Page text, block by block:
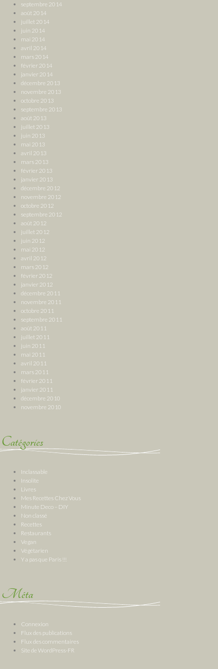
septembre 2014
août 2014
juillet 2014
juin 2014
mai 2014
avril 2014
mars 2014
février 2014
janvier 2014
décembre 2013
novembre 2013
octobre 2013
septembre 2013
août 2013
juillet 2013
juin 2013
mai 2013
avril 2013
mars 2013
février 2013
janvier 2013
décembre 2012
novembre 2012
octobre 2012
septembre 2012
août 2012
juillet 2012
juin 2012
mai 2012
avril 2012
mars 2012
février 2012
janvier 2012
décembre 2011
novembre 2011
octobre 2011
septembre 2011
août 2011
juillet 2011
juin 2011
mai 2011
avril 2011
mars 2011
février 2011
janvier 2011
décembre 2010
novembre 2010
Catégories
Inclassable
Insolite
Livres
Mes Recettes Chez Vous
Minute Deco – DIY
Non classé
Recettes
Restaurants
Vegan
Végétarien
Y a pas que Paris !!!
Méta
Connexion
Flux des publications
Flux des commentaires
Site de WordPress-FR